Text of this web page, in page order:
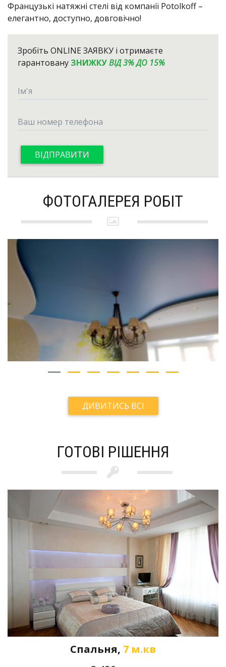
Французькі натяжні стелі від компанії Potolkoff –
елегантно, доступно, довговічно!
Зробіть ONLINE ЗАЯВКУ і отримаєте
гарантовану ЗНИЖКУВІД 3% ДО 15%
ФОТОГАЛЕРЕЯ РОБІТ
ДИВИТИСЬ ВСІ
ГОТОВІ РІШЕННЯ
Спальня, 7 м.кв